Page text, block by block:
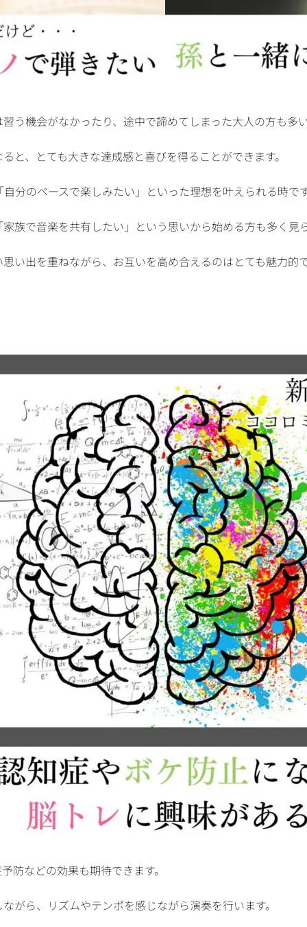
う機会がなかったり、途中で諦めてしまった大人の方も多
と、とても大きな達成感と喜びを得ることができます。
分のペースで楽しみたい」といった理想を叶えられる時です
族で音楽を共有したい」という思いから始める方も多く見ら
い出を重ねながら、お互いを高め合えるのはとても魅力的
防などの効果も期待できます。
がら、リズムやテンポを感じながら演奏を行います。